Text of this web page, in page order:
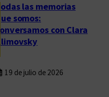
Todas las memorias
que somos:
conversamos con Clara
Klimovsky
19 de julio de 2026